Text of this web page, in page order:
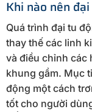
Khi nào nên
Quá trình đại tu
thay thế các linh
và điều chỉnh các
khung gầm. Mục
động một cách
tốt cho người